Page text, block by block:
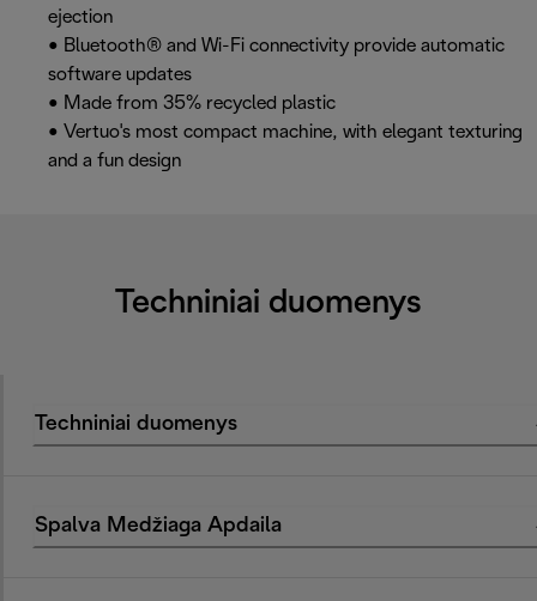
ejection
• Bluetooth® and Wi-Fi connectivity provide automatic
software updates
• Made from 35% recycled plastic
• Vertuo's most compact machine, with elegant texturing
and a fun design
Techniniai duomenys
Techniniai duomenys
Spalva Medžiaga Apdaila